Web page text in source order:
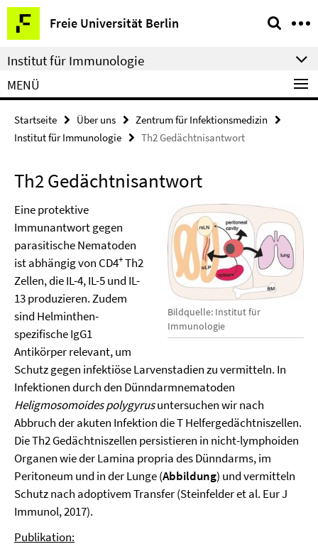
Springe
direkt
zu
Inhalt
Freie Universität Berlin
Service-
Navigation
Institut für Immunologie
MENÜ
Startseite Über uns
Zentrum für Infektionsmedizin
Institut für Immunologie
Th2 Gedächtnisantwort
Th2 Gedächtnisantwort
Bildquelle: Institut für
Immunologie
Eine protektive
Immunantwort gegen
parasitische Nematoden
ist abhängig von CD4+Th2
Zellen, die IL-4, IL-5 und IL-
13 produzieren. Zudem
sind Helminthen-
spezifische IgG1
Antikörper relevant, um
Schutz gegen infektiöse Larvenstadien zu vermitteln. In
Infektionen durch den Dünndarmnematoden
Heligmosomoides polygyrusuntersuchen wir nach
Abbruch der akuten Infektion die T Helfergedächtniszellen.
Die Th2 Gedächtniszellen persistieren in nicht-lymphoiden
Organen wie der Lamina propria des Dünndarms, im
Peritoneum und in der Lunge (Abbildung) und vermitteln
Schutz nach adoptivem Transfer (Steinfelder et al. Eur J
Immunol, 2017).
Publikation: